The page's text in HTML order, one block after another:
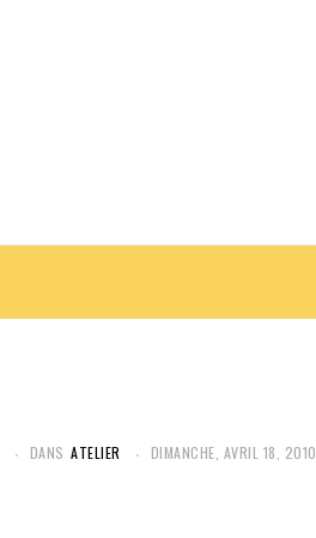
DANS ATELIER DIMANCHE, AVRIL 18, 2010